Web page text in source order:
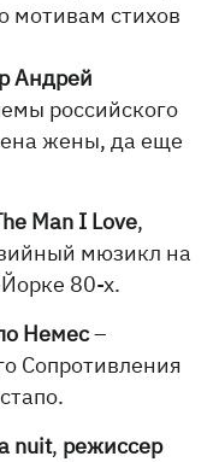
мотивам стихов
Андрей
российского
жены, да еще
Man I Love,
мюзикл на
80-х.
Немес–
Сопротивления
nuit, режиссер